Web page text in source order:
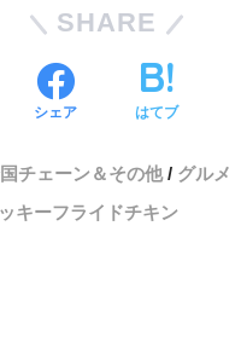
SHARE
シェア はてブ
チェーン＆その他
グルメ
キーフライドチキン